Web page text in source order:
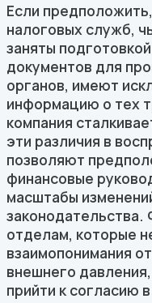
Если
налоговых служб,
заняты
документов для
органов, имеют
информацию о тех
компания
эти различия в
позволяют
финансовые
масштабы
отделам, которые
взаимопонимания
внешнего
прийти к согласию